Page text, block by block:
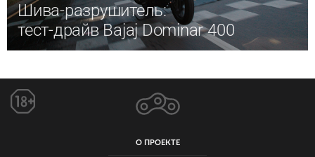
Шива-разрушитель:
тест-драйв Bajaj Dominar 400
О ПРОЕКТЕ